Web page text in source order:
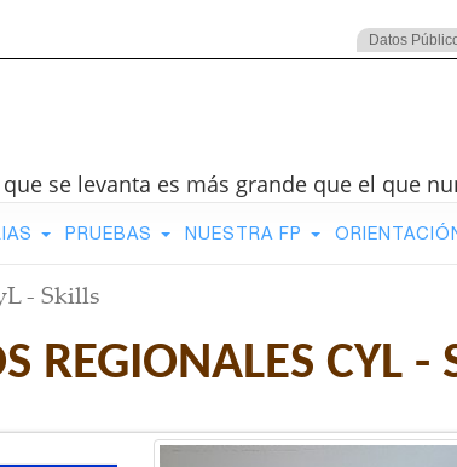
Datos
se levanta es más grande que el que
PRUEBAS NUESTRA FP
- Skills
REGIONALES CYL -